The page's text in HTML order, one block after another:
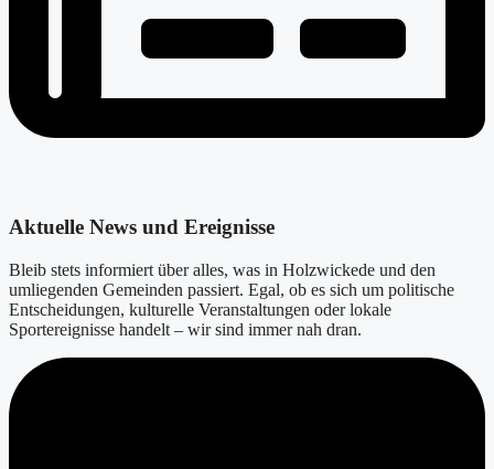
Aktuelle News und Ereignisse
Bleib stets informiert über alles, was in Holzwickede und den
umliegenden Gemeinden passiert. Egal, ob es sich um politische
Entscheidungen, kulturelle Veranstaltungen oder lokale
Sportereignisse handelt – wir sind immer nah dran.